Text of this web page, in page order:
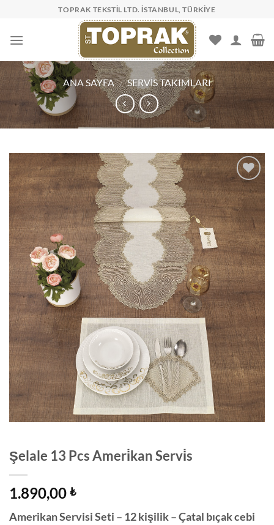
TOPRAK TEKSTIL LTD. İSTANBUL, TÜRKIYE
ANA SAYFA / SERVIS TAKIMLARI
İSTEK
LISTESINE
EKLE
Şelale 13 Pcs Ameri̇kan Servi̇s
1.890,00 ₺
Amerikan Servisi Seti – 12 kişilik – Çatal bıçak cebi